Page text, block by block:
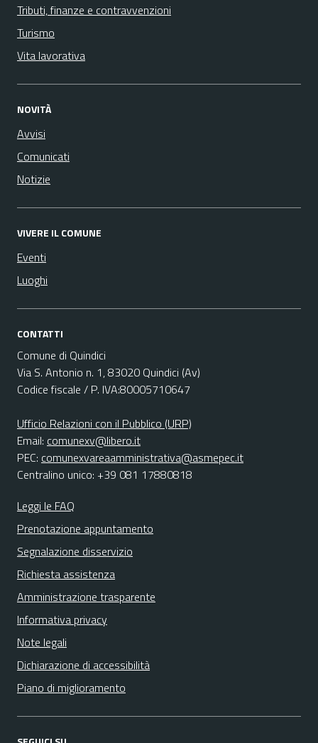
Tributi, finanze e contravvenzioni
Turismo
Vita lavorativa
NOVITÀ
Avvisi
Comunicati
Notizie
VIVERE IL COMUNE
Eventi
Luoghi
CONTATTI
Comune di Quindici
Via S. Antonio n. 1, 83020 Quindici (Av)
Codice fiscale / P. IVA:80005710647
Ufficio Relazioni con il Pubblico (URP)
Email: comunexv@libero.it
PEC: comunexvareaamministrativa@asmepec.it
Centralino unico: +39 081 17880818
Leggi le FAQ
Prenotazione appuntamento
Segnalazione disservizio
Richiesta assistenza
Amministrazione trasparente
Informativa privacy
Note legali
Dichiarazione di accessibilità
Piano di miglioramento